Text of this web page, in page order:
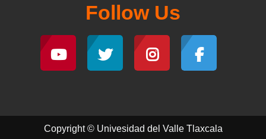
Follow Us
Copyright © Univesidad del Valle Tlaxcala